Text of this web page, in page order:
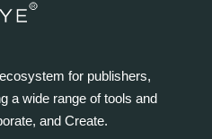
for publishers,
a wide range of tools and
and Create.